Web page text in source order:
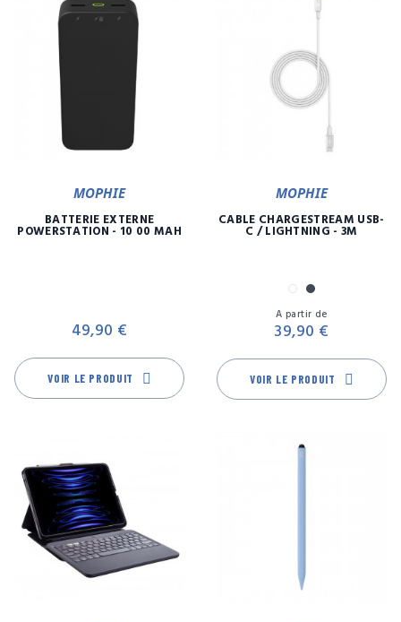
MOPHIE
BATTERIE EXTERNE
POWERSTATION - 10 00 MAH
49,90 €
VOIR LE PRODUIT
MOPHIE
CÂBLE CHARGESTREAM USB-
C / LIGHTNING - 3M
BlancNoir
A partir de
39,90 €
VOIR LE PRODUIT